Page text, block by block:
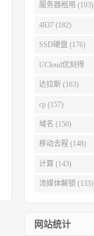
服务器租用 (193)
4837 (182)
SSD硬盘 (176)
UCloud优刻得
(168)
达拉斯 (163)
cp (157)
域名 (150)
移动去程 (148)
计算 (143)
流媒体解锁 (133)
网站统计